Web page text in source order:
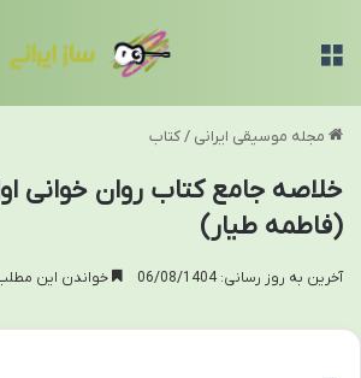
مجله موسیقی ایرانی /کتاب
خلاصه جامع کتاب روان خوانی
(فاطمه طیار)
آخرین به روز رسانی: 06/08/1404 خواندن این مطلب 13 دقیقه زمان